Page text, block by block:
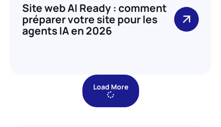
Site web AI Ready : comment
préparer votre site pour les
agents IA en 2026
Load More